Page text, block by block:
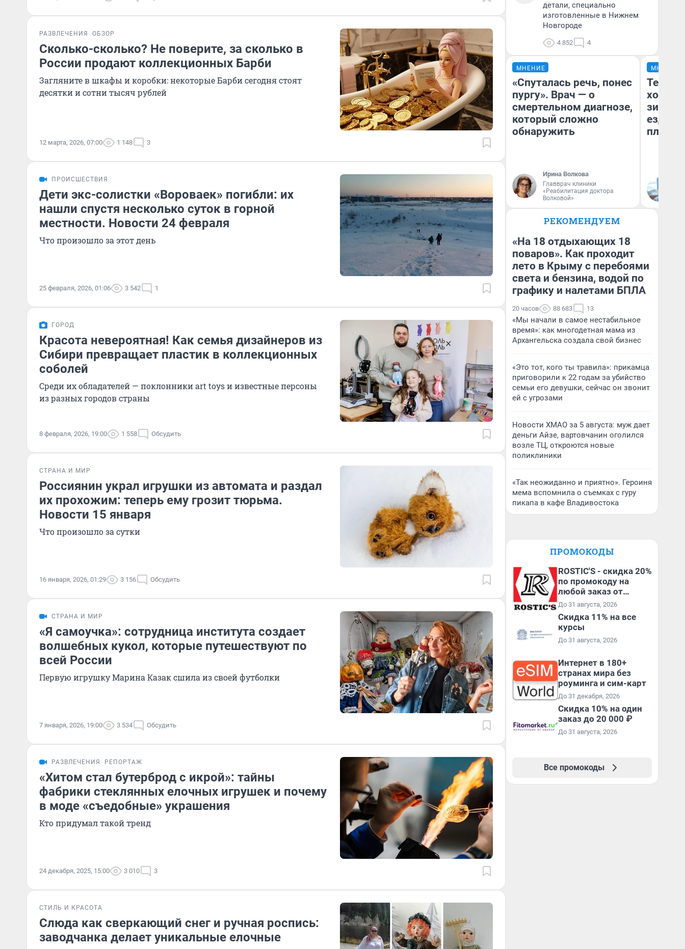
РАЗВЛЕЧЕНИЯ ОБЗОР
Сколько-сколько? Не поверите, за сколько в
России продают коллекционных Барби
Загляните в шкафы и коробки: некоторые Барби сегодня стоят
десятки и сотни тысяч рублей
12 марта, 2026, 07:00 1 148 3
ПРОИСШЕСТВИЯ
Дети экс-солистки «Вороваек» погибли: их
нашли спустя несколько суток в горной
местности. Новости 24 февраля
Что произошло за этот день
25 февраля, 2026, 01:06 3 542 1
ГОРОД
Красота невероятная! Как семья дизайнеров из
Сибири превращает пластик в коллекционных
соболей
Среди их обладателей — поклонники art toys и известные персоны
из разных городов страны
8 февраля, 2026, 19:00 1 558 Обсудить
СТРАНА И МИР
Россиянин украл игрушки из автомата и раздал
их прохожим: теперь ему грозит тюрьма.
Новости 15 января
Что произошло за сутки
16 января, 2026, 01:29 3 156 Обсудить
СТРАНА И МИР
«Я самоучка»: сотрудница института создает
волшебных кукол, которые путешествуют по
всей России
Первую игрушку Марина Казак сшила из своей футболки
7 января, 2026, 19:00 3 534 Обсудить
РАЗВЛЕЧЕНИЯ РЕПОРТАЖ
«Хитом стал бутерброд с икрой»: тайны
фабрики стеклянных елочных игрушек и почему
в моде «съедобные» украшения
Кто придумал такой тренд
24 декабря, 2025, 15:00 3 010 3
СТИЛЬ И КРАСОТА
Слюда как сверкающий снег и ручная роспись:
заводчанка делает уникальные елочные
детали, специально
изготовленные в Нижнем
Новгороде
4 852 4
МНЕНИЕ
«Спуталась речь, понес
пургу». Врач — о
смертельном диагнозе,
который сложно
обнаружить
Ирина Волкова
Главврач клиники
«Реабилитация доктора
Волковой»
МНЕНИЕ
Тепло
зимой.
ездит
плюсы
РЕКОМЕНДУЕМ
«На 18 отдыхающих 18
поваров». Как проходит
лето в Крыму с перебоями
света и бензина, водой по
графику и налетами БПЛА
20 часов 88 683 13
«Мы начали в самое нестабильное
время»: как многодетная мама из
Архангельска создала свой бизнес
«Это тот, кого ты травила»: прикамца
приговорили к 22 годам за убийство
семьи его девушки, сейчас он звонит
ей с угрозами
Новости ХМАО за 5 августа: муж дает
деньги Айзе, вартовчанин оголился
возле ТЦ, откроются новые
поликлиники
«Так неожиданно и приятно». Героиня
мема вспомнила о съемках с гуру
пикапа в кафе Владивостока
ПРОМОКОДЫ
ROSTIC'S - скидка 20%
по промокоду на
любой заказ от
3199₽!
До 31 августа, 2026
Скидка 11% на все
курсы
До 31 августа, 2026
Интернет в 180+
странах мира без
роуминга и сим-карт
До 31 декабря, 2026
Скидка 10% на один
заказ до 20 000 ₽
До 31 августа, 2026
Все промокоды